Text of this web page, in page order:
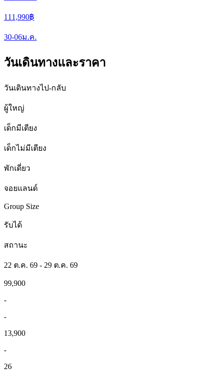
111,990฿
30-06ม.ค.
วันเดินทางและราคา
วันเดินทางไป-กลับ
ผู้ใหญ่
เด็กมีเตียง
เด็กไม่มีเตียง
พักเดี่ยว
จอยแลนด์
Group Size
รับได้
สถานะ
22 ต.ค. 69 - 29 ต.ค. 69
99,900
-
-
13,900
-
26